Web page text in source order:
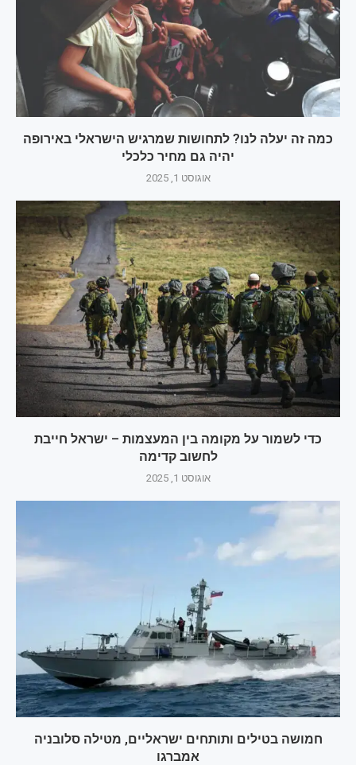
כמה זה יעלה לנו? לתחושות שמרגיש הישראלי באירופה
יהיה גם מחיר כלכלי
אוגוסט 1, 2025
כדי לשמור על מקומה בין המעצמות – ישראל חייבת
לחשוב קדימה
אוגוסט 1, 2025
חמושה בטילים ותותחים ישראליים, מטילה סלובניה
אמברגו